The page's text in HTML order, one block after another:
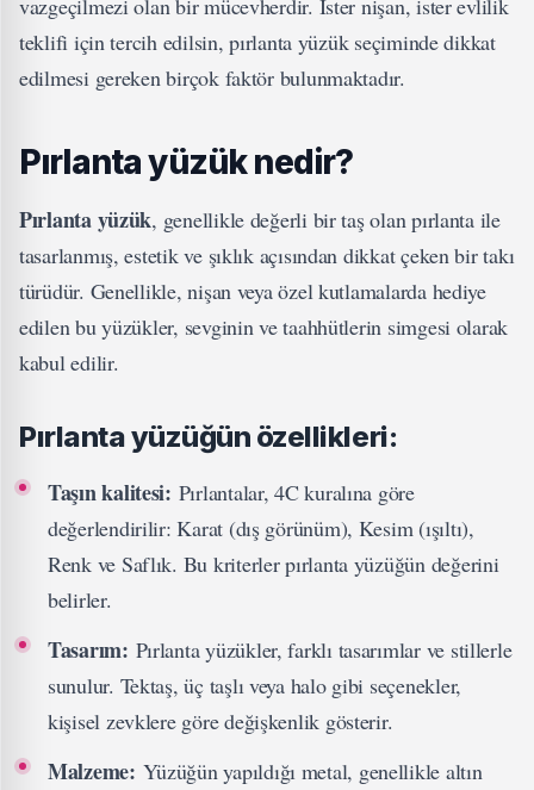
teklifi için tercih edilsin, pırlanta yüzük seçiminde dikkat
edilmesi gereken birçok faktör bulunmaktadır.
Pırlanta yüzük nedir?
Pırlanta yüzük, genellikle değerli bir taş olan pırlanta ile
tasarlanmış, estetik ve şıklık açısından dikkat çeken bir takı
türüdür. Genellikle, nişan veya özel kutlamalarda hediye
edilen bu yüzükler, sevginin ve taahhütlerin simgesi olarak
kabul edilir.
Pırlanta yüzüğün özellikleri:
Taşın kalitesi: Pırlantalar, 4C kuralına göre
değerlendirilir: Karat (dış görünüm), Kesim (ışıltı),
Renk ve Saflık. Bu kriterler pırlanta yüzüğün değerini
belirler.
Tasarım: Pırlanta yüzükler, farklı tasarımlar ve stillerle
sunulur. Tektaş, üç taşlı veya halo gibi seçenekler,
kişisel zevklere göre değişkenlik gösterir.
Malzeme: Yüzüğün yapıldığı metal, genellikle altın